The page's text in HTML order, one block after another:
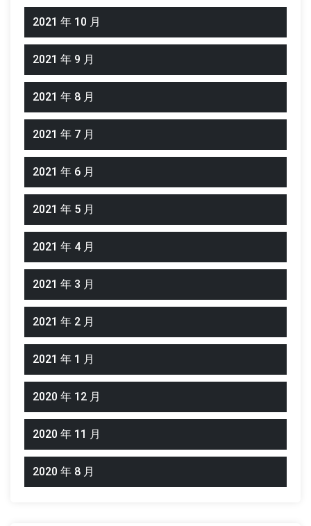
2021 年 10 月
2021 年 9 月
2021 年 8 月
2021 年 7 月
2021 年 6 月
2021 年 5 月
2021 年 4 月
2021 年 3 月
2021 年 2 月
2021 年 1 月
2020 年 12 月
2020 年 11 月
2020 年 8 月